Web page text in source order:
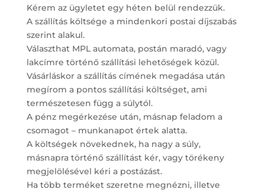
Kérem az ügyletet egy héten belül rendezzük.
A szállítás költsége a mindenkori postai díjszabás
szerint alakul.
Választhat MPL automata, postán maradó, vagy
lakcímre történő szállítási lehetőségek közül.
Vásárláskor a szállítás címének megadása után
megírom a pontos szállítási költséget, ami
természetesen függ a súlytól.
A pénz megérkezése után, másnap feladom a
csomagot – munkanapot értek alatta.
A költségek növekednek, ha nagy a súly,
másnapra történő szállítást kér, vagy törékeny
megjelölésével kéri a postázást.
Ha több terméket szeretne megnézni, illetve